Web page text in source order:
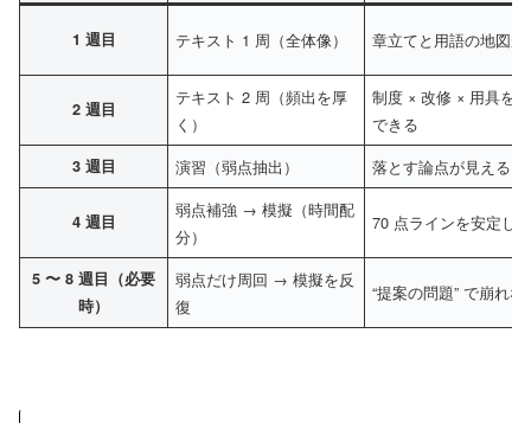
1 週目 テキスト 1 周（全体像） 章立てと用語の地図
2 週目
テキスト 2 周（頻出を厚
く）
制度 × 改修 × 用具を “
できる
3 週目 演習（弱点抽出） 落とす論点が見える
4 週目
弱点補強 → 模擬（時間配
分）
70 点ラインを安定し
5 〜 8 週目（必要
時）
弱点だけ周回 → 模擬を反
復
“提案の問題” で崩れな